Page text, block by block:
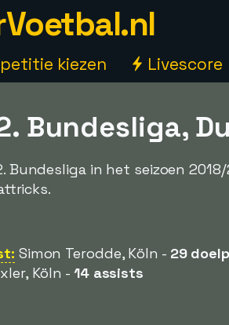
kiezen Livescore
Bundesliga,
in het seizoen 2018/
Simon Terodde, Köln - 29
Köln - 14 assists